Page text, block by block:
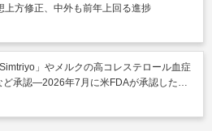
上方修正、中外も前年上回る進捗
」やメルクの高コレステロール血症
ど承認―2026年7月に米FDAが承認した新